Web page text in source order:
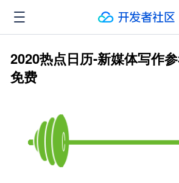
2020热点日历-新媒体写作
免费